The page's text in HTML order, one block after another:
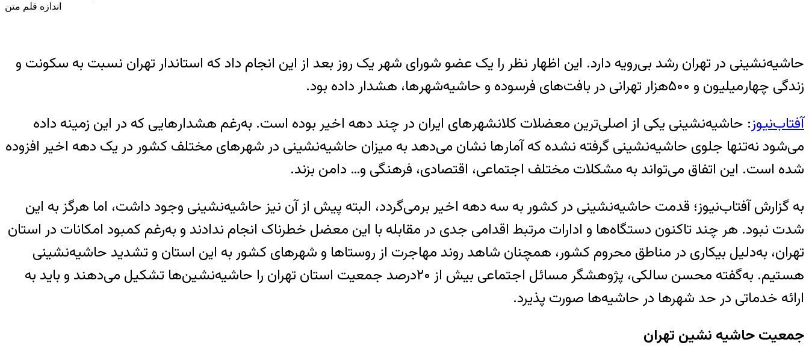
اندازه قلم متن
حاشیه‌نشینی در تهران رشد بی‌رویه دارد. این اظهار نظر را یک عضو شورای شهر یک روز بعد از این انجام داد که استاندار تهران نسبت به سکونت و
زندگی چهار‌میلیون و ۵۰۰‌هزار تهرانی در بافت‌های فرسوده و حاشیه‌شهر‌ها، هشدار داده بود.
آفتاب‌‌نیوز: حاشیه‌نشینی یکی از اصلی‌ترین معضلات کلانشهر‌های ایران در چند دهه اخیر بوده است. به‌رغم هشدار‌هایی که در این زمینه داده
می‌شود نه‌تنها جلوی حاشیه‌نشینی گرفته نشده که آمار‌ها نشان می‌دهد به میزان حاشیه‌نشینی در شهر‌های مختلف کشور در یک دهه اخیر افزوده
شده است. این اتفاق می‌تواند به مشکلات مختلف اجتماعی، اقتصادی، فرهنگی و… دامن بزند.
به گزارش آفتاب‌نیوز؛ قدمت حاشیه‌نشینی در کشور به سه دهه اخیر بر‌می‌گردد، البته پیش از آن نیز حاشیه‌نشینی وجود داشت، اما هرگز به این
شدت نبود. هر چند تاکنون دستگاه‌ها و ادارات مرتبط اقدامی جدی در مقابله با این معضل خطرناک انجام ندادند و به‌رغم کمبود امکانات در استان
تهران، به‌دلیل بیکاری در مناطق محروم کشور، همچنان شاهد روند مهاجرت از روستاها و شهرهای کشور به این استان و تشدید حاشیه‌نشینی
هستیم. به‌گفته محسن سالکی، پژوهشگر مسائل اجتماعی بیش از ۲۰درصد جمعیت استان تهران را حاشیه‌نشین‌ها تشکیل می‌دهند و باید به
ارائه خدماتی در حد شهرها در حاشیه‌ها صورت پذیرد.
جمعیت حاشیه نشین تهران